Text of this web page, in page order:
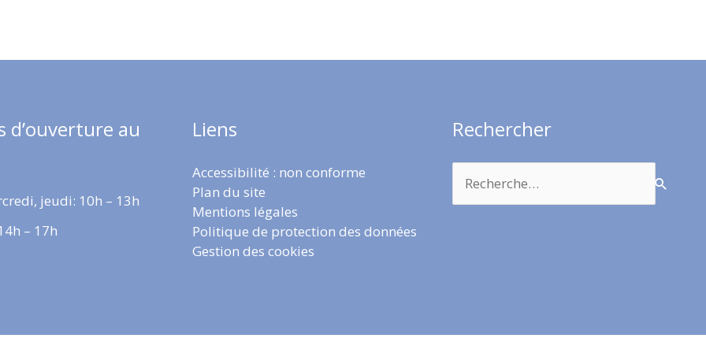
d’ouverture au
jeudi: 10h – 13h
– 17h
Liens
Accessibilité : non conforme
Plan du site
Mentions légales
Politique de protection des données
Gestion des cookies
Rechercher